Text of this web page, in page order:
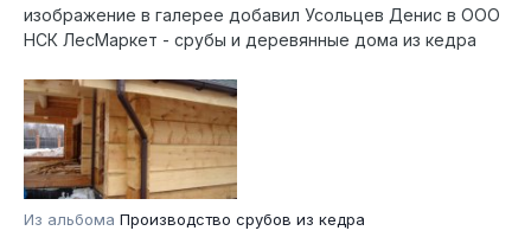
изображение в галерее добавил Усольцев Денис в ООО
НСК ЛесМаркет - срубы и деревянные дома из кедра
Из альбома Производство срубов из кедра